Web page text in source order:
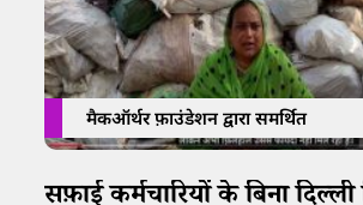
मैकऑर्थर फ़ाउंडेशन द्वारा समर्थित